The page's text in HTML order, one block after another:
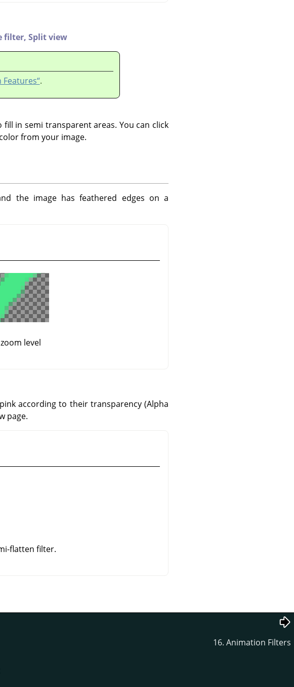
filter, Split view
Features“.
in semi transparent areas. You can click
from your image.
the image has feathered edges on a
level
according to their transparency (Alpha
page.
flatten filter.
16. Animation Filters